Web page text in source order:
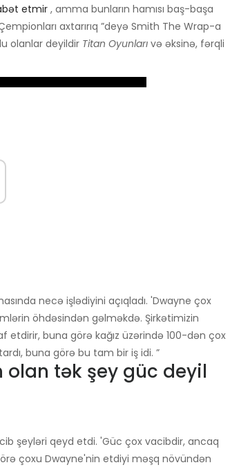
etmir , amma bunların hamısı baş-başa
axtarırıq ”deyə Smith The Wrap-a
olanlar deyildir Titan Oyunları və əksinə, fərqli
necə işlədiyini açıqladı. 'Dwayne çox
öhdəsindən gəlməkdə. Şirkətimizin
etdirir, buna görə kağız üzərində 100-dən çox
buna görə bu tam bir iş idi. ”
olan tək şey güc deyil
şeyləri qeyd etdi. 'Güc çox vacibdir, ancaq
çoxu Dwayne'nin etdiyi məşq növündən